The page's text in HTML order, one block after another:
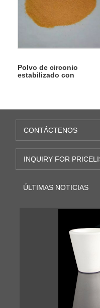
Polvo de circonio
estabilizado con
CONTÁCTENOS
INQUIRY FOR
ÚLTIMAS NOTICIAS